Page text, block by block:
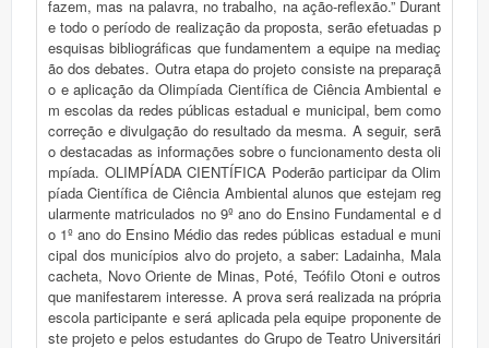
fazem, mas na palavra, no trabalho, na ação-reflexão.” Durant
e todo o período de realização da proposta, serão efetuadas p
esquisas bibliográficas que fundamentem a equipe na mediaç
ão dos debates. Outra etapa do projeto consiste na preparaçã
o e aplicação da Olimpíada Científica de Ciência Ambiental e
m escolas da redes públicas estadual e municipal, bem como
correção e divulgação do resultado da mesma. A seguir, serã
o destacadas as informações sobre o funcionamento desta oli
mpíada. OLIMPÍADA CIENTÍFICA Poderão participar da Olim
píada Científica de Ciência Ambiental alunos que estejam reg
ularmente matriculados no 9º ano do Ensino Fundamental e d
o 1º ano do Ensino Médio das redes públicas estadual e muni
cipal dos municípios alvo do projeto, a saber: Ladainha, Mala
cacheta, Novo Oriente de Minas, Poté, Teófilo Otoni e outros
que manifestarem interesse. A prova será realizada na própria
escola participante e será aplicada pela equipe proponente de
ste projeto e pelos estudantes do Grupo de Teatro Universitári